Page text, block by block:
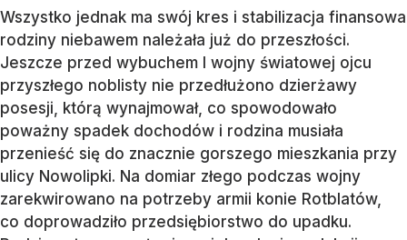
Wszystko jednak ma swój kres i stabilizacja finansowa
rodziny niebawem należała już do przeszłości.
Jeszcze przed wybuchem I wojny światowej ojcu
przyszłego noblisty nie przedłużono dzierżawy
posesji, którą wynajmował, co spowodowało
poważny spadek dochodów i rodzina musiała
przenieść się do znacznie gorszego mieszkania przy
ulicy Nowolipki. Na domiar złego podczas wojny
zarekwirowano na potrzeby armii konie Rotblatów,
co doprowadziło przedsiębiorstwo do upadku.